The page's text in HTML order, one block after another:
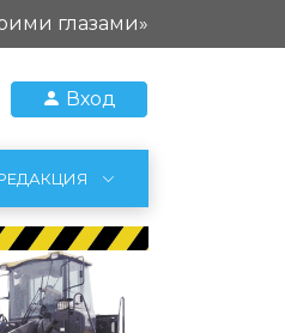
глазами»
Вход